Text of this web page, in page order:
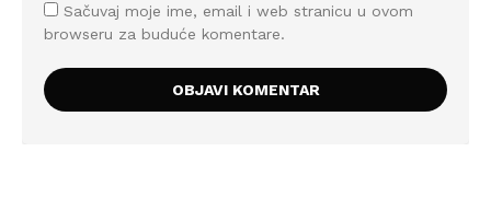
Sačuvaj moje ime, email i web stranicu u ovom
browseru za buduće komentare.